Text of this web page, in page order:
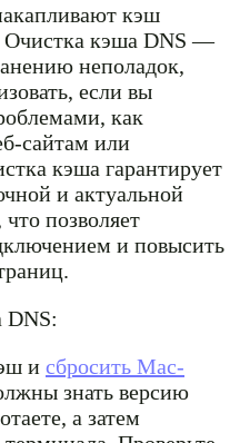
кэш
Очистка кэша DNS —
неполадок,
если вы
как
сайтам или
кэша гарантирует
и актуальной
позволяет
и повысить
DNS:
и сбросить Mac-
знать версию
а затем